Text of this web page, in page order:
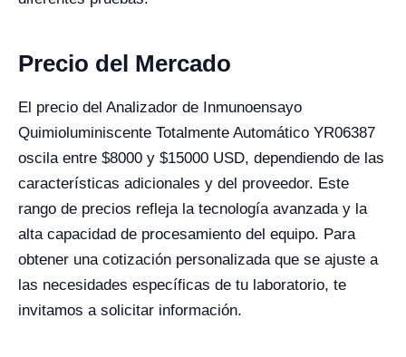
Precio del Mercado
El precio del Analizador de Inmunoensayo
Quimioluminiscente Totalmente Automático YR06387
oscila entre $8000 y $15000 USD, dependiendo de las
características adicionales y del proveedor. Este
rango de precios refleja la tecnología avanzada y la
alta capacidad de procesamiento del equipo. Para
obtener una cotización personalizada que se ajuste a
las necesidades específicas de tu laboratorio, te
invitamos a solicitar información.